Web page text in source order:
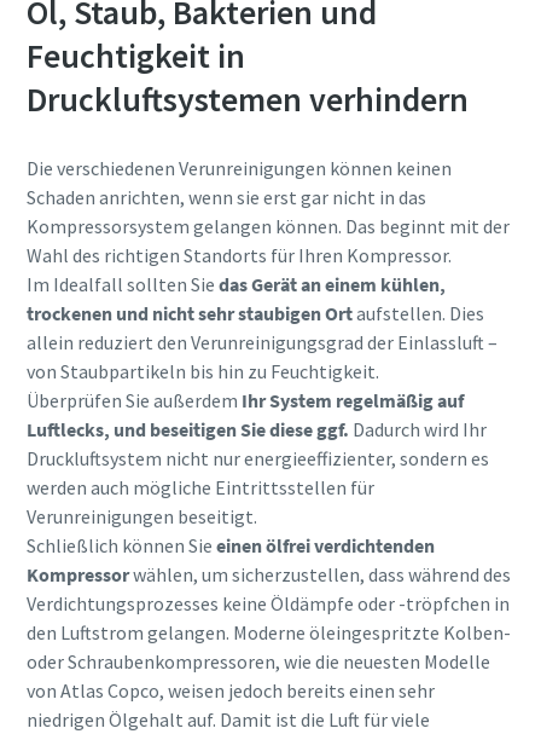
Öl, Staub, Bakterien und
Feuchtigkeit in
Druckluftsystemen verhindern
Die verschiedenen Verunreinigungen können keinen
Schaden anrichten, wenn sie erst gar nicht in das
Kompressorsystem gelangen können. Das beginnt mit der
Wahl des richtigen Standorts für Ihren Kompressor.
Im Idealfall sollten Sie das Gerät an einem kühlen,
trockenen und nicht sehr staubigen Ortaufstellen. Dies
allein reduziert den Verunreinigungsgrad der Einlassluft –
von Staubpartikeln bis hin zu Feuchtigkeit.
Überprüfen Sie außerdem Ihr System regelmäßig auf
Luftlecks, und beseitigen Sie diese ggf. Dadurch wird Ihr
Druckluftsystem nicht nur energieeffizienter, sondern es
werden auch mögliche Eintrittsstellen für
Verunreinigungen beseitigt.
Schließlich können Sie einen ölfrei verdichtenden
Kompressorwählen, um sicherzustellen, dass während des
Verdichtungsprozesses keine Öldämpfe oder -tröpfchen in
den Luftstrom gelangen. Moderne öleingespritzte Kolben-
oder Schraubenkompressoren, wie die neuesten Modelle
von Atlas Copco, weisen jedoch bereits einen sehr
niedrigen Ölgehalt auf. Damit ist die Luft für viele